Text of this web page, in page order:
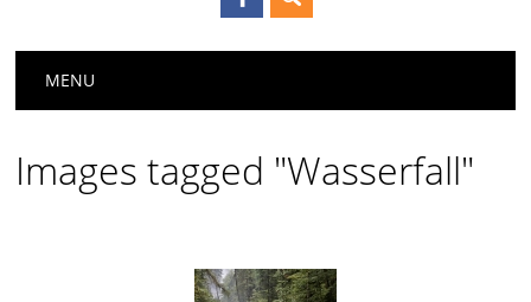
Main menu
MENU
Images tagged "Wasserfall"